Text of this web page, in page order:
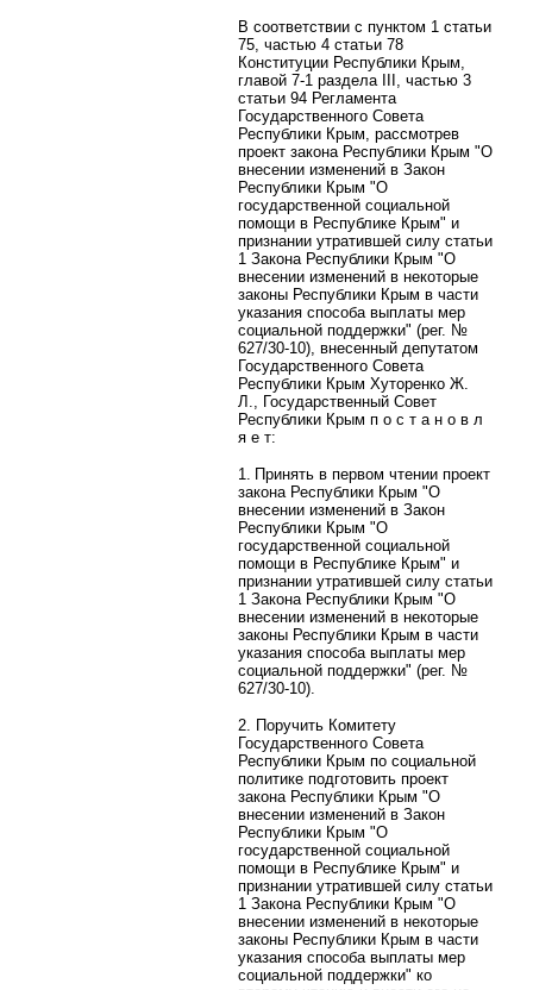
В соответствии с пунктом 1 статьи
75, частью 4 статьи 78
Конституции Республики Крым,
главой 7-1 раздела III, частью 3
статьи 94 Регламента
Государственного Совета
Республики Крым, рассмотрев
проект закона Республики Крым "О
внесении изменений в Закон
Республики Крым "О
государственной социальной
помощи в Республике Крым" и
признании утратившей силу статьи
1 Закона Республики Крым "О
внесении изменений в некоторые
законы Республики Крым в части
указания способа выплаты мер
социальной поддержки" (рег. №
627/30-10), внесенный депутатом
Государственного Совета
Республики Крым Хуторенко Ж.
Л., Государственный Совет
Республики Крым п о с т а н о в л
я е т:
1. Принять в первом чтении проект
закона Республики Крым "О
внесении изменений в Закон
Республики Крым "О
государственной социальной
помощи в Республике Крым" и
признании утратившей силу статьи
1 Закона Республики Крым "О
внесении изменений в некоторые
законы Республики Крым в части
указания способа выплаты мер
социальной поддержки" (рег. №
627/30-10).
2. Поручить Комитету
Государственного Совета
Республики Крым по социальной
политике подготовить проект
закона Республики Крым "О
внесении изменений в Закон
Республики Крым "О
государственной социальной
помощи в Республике Крым" и
признании утратившей силу статьи
1 Закона Республики Крым "О
внесении изменений в некоторые
законы Республики Крым в части
указания способа выплаты мер
социальной поддержки" ко